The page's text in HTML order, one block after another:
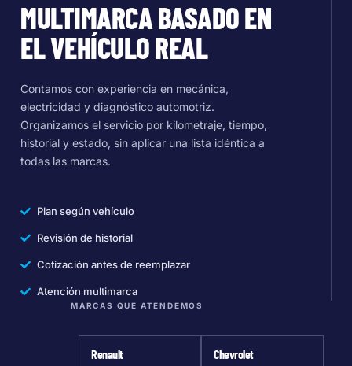
MULTIMARCA BASADO EN
EL VEHÍCULO REAL
Contamos con experiencia en mecánica,
electricidad y diagnóstico automotriz.
Organizamos el servicio por kilometraje, tiempo,
historial y estado, sin aplicar una lista idéntica a
todas las marcas.
Plan según vehículo
Revisión de historial
Cotización antes de reemplazar
Atención multimarca
MARCAS QUE ATENDEMOS
Renault Chevrolet